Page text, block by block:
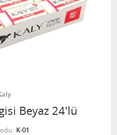
Beyaz 24'lü
K-01